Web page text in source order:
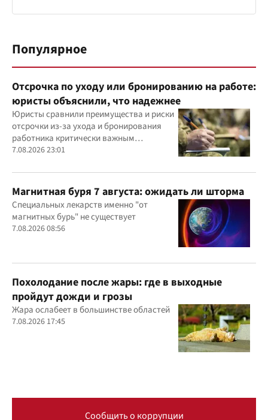
Популярное
Отсрочка по уходу или бронированию на работе:
юристы объяснили, что надежнее
Юристы сравнили преимущества и риски
отсрочки из-за ухода и бронирования
работника критически важным
предприятием
7.08.2026 23:01
Магнитная буря 7 августа: ожидать ли шторма
Специальных лекарств именно "от
магнитных бурь" не существует
7.08.2026 08:56
Похолодание после жары: где в выходные
пройдут дожди и грозы
Жара ослабеет в большинстве областей
7.08.2026 17:45
Сообщить о коррупции